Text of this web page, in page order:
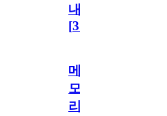
내
[31
메
모
리